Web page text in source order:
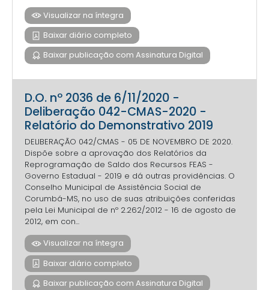
Visualizar na íntegra
Baixar diário completo
Baixar publicação com Assinatura Digital
D.O. nº 2036 de 6/11/2020 -
Deliberação 042-CMAS-2020 -
Relatório do Demonstrativo 2019
DELIBERAÇÃO 042/CMAS - 05 DE NOVEMBRO DE 2020.
Dispõe sobre a aprovação dos Relatórios da
Reprogramação de Saldo dos Recursos FEAS -
Governo Estadual - 2019 e dá outras providências. O
Conselho Municipal de Assistência Social de
Corumbá-MS, no uso de suas atribuições conferidas
pela Lei Municipal de nº 2.262/2012 - 16 de agosto de
2012, em con...
Visualizar na íntegra
Baixar diário completo
Baixar publicação com Assinatura Digital